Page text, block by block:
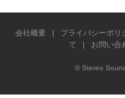
会社概要 | プライバシーポリ
て | お問い合
© Stereo